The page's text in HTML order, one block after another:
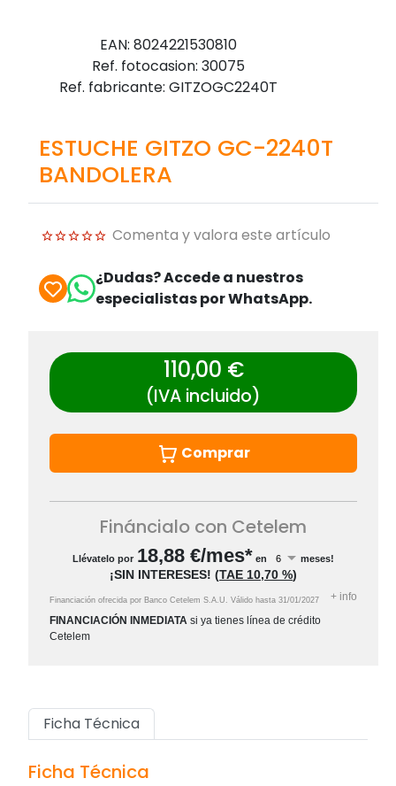
EAN: 8024221530810
Ref. fotocasion: 30075
Ref. fabricante: GITZOGC2240T
ESTUCHE GITZO GC-2240T
BANDOLERA
Comenta y valora este artículo
¿Dudas? Accede a nuestros
especialistas por WhatsApp.
110,00 €
(IVA incluido)
Comprar
Fináncialo con Cetelem
Llévatelo por 18,88 €/mes* en meses!
¡SIN INTERESES! (TAE 10,70 %)
Financiación ofrecida por Banco Cetelem S.A.U. Válido hasta 31/01/2027 + info
FINANCIACIÓN INMEDIATA si ya tienes línea de crédito
Cetelem
Ficha Técnica
Ficha Técnica